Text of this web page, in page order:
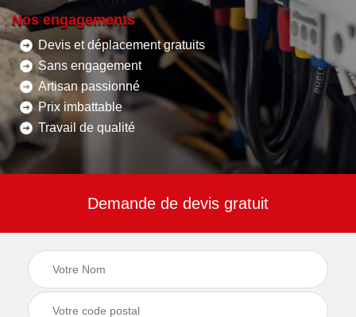
Nos engagements
Devis et déplacement gratuits
Sans engagement
Artisan passionné
Prix imbattable
Travail de qualité
Demande de devis gratuit